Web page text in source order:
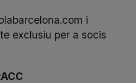
i
exclusiu per a socis